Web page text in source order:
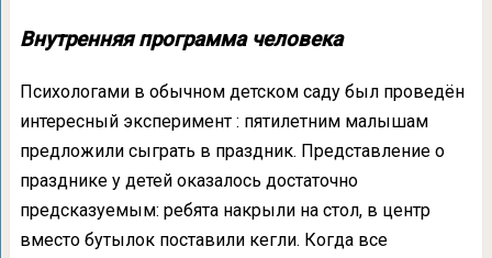
Внутренняя программа человека
Психологами в обычном детском саду был проведён
интересный эксперимент : пятилетним малышам
предложили сыграть в праздник. Представление о
празднике у детей оказалось достаточно
предсказуемым: ребята накрыли на стол, в центр
вместо бутылок поставили кегли. Когда все